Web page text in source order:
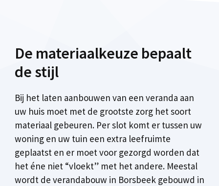
De materiaalkeuze bepaalt
de stijl
Bij het laten aanbouwen van een veranda aan
uw huis moet met de grootste zorg het soort
materiaal gebeuren. Per slot komt er tussen uw
woning en uw tuin een extra leefruimte
geplaatst en er moet voor gezorgd worden dat
het éne niet “vloekt” met het andere. Meestal
wordt de verandabouw in Borsbeek gebouwd in